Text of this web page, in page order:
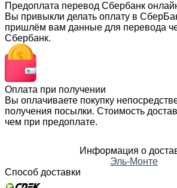
Предоплата перевод Сбербанк
Вы привыкли делать оплату в
пришлём вам данные для перевода
Сбербанк.
Оплата при получении
Вы оплачиваете покупку
получения посылки. Стоимость
чем при предоплате.
Информация о
Эль-Монте
Способ доставки